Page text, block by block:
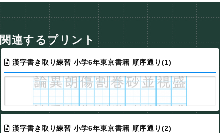
関連するプリント
漢字書き取り練習 小学6年東京書籍 順序通り(1)
漢字書き取り練習 小学6年東京書籍 順序通り(2)